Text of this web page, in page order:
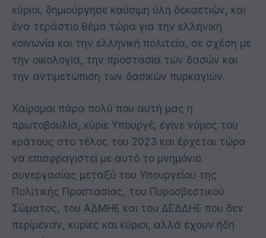
κύριοι, δημιούργησε καύσιμη ύλη δεκαετιών, και
ένα τεράστιο θέμα τώρα για την ελληνική
κοινωνία και την ελληνική πολιτεία, σε σχέση με
την οικολογία, την προστασία των δασών και
την αντιμετώπιση των δασικών πυρκαγιών.
Χαίρομαι πάρα πολύ που αυτή μας η
πρωτοβουλία, κύριε Υπουργέ, έγινε νόμος του
κράτους στο τέλος του 2023 και έρχεται τώρα
να επισφραγιστεί με αυτό το μνημόνιο
συνεργασίας μεταξύ του Υπουργείου της
Πολιτικής Προστασίας, του Πυροσβεστικού
Σώματος, του ΑΔΜΗΕ και του ΔΕΔΔΗΕ που δεν
περίμεναν, κυρίες και κύριοι, αλλά έχουν ήδη